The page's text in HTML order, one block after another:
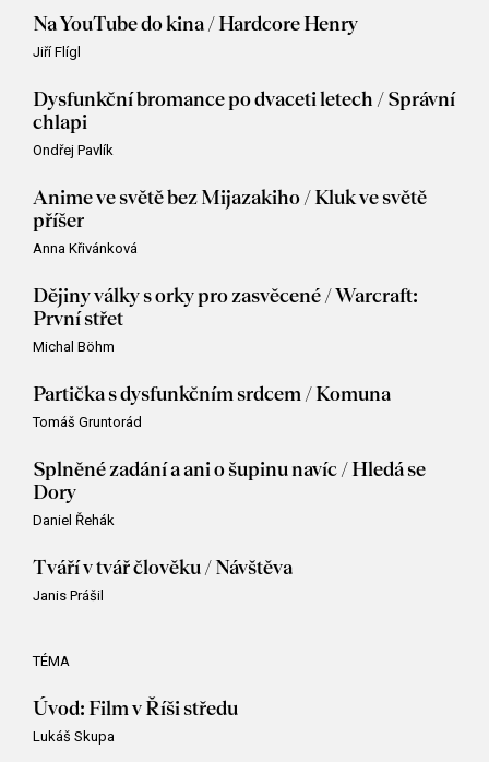
Na YouTube do kina / Hardcore Henry
Jiří Flígl
Dysfunkční bromance po dvaceti letech / Správní
chlapi
Ondřej Pavlík
Anime ve světě bez Mijazakiho / Kluk ve světě
příšer
Anna Křivánková
Dějiny války s orky pro zasvěcené / Warcraft:
První střet
Michal Böhm
Partička s dysfunkčním srdcem / Komuna
Tomáš Gruntorád
Splněné zadání a ani o šupinu navíc / Hledá se
Dory
Daniel Řehák
Tváří v tvář člověku / Návštěva
Janis Prášil
TÉMA
Úvod: Film v Říši středu
Lukáš Skupa